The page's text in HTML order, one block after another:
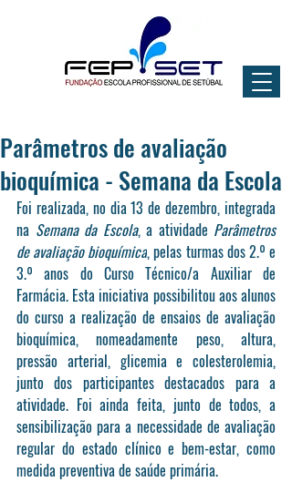
Parâmetros de avaliação
bioquímica - Semana da Escola
Foi realizada, no dia 13 de dezembro, integrada
na Semana da Escola, a atividade Parâmetros
de avaliação bioquímica, pelas turmas dos 2.º e
3.º anos do Curso Técnico/a Auxiliar de
Farmácia. Esta iniciativa possibilitou aos alunos
do curso a realização de ensaios de avaliação
bioquímica, nomeadamente peso, altura,
pressão arterial, glicemia e colesterolemia,
junto dos participantes destacados para a
atividade. Foi ainda feita, junto de todos, a
sensibilização para a necessidade de avaliação
regular do estado clínico e bem-estar, como
medida preventiva de saúde primária.